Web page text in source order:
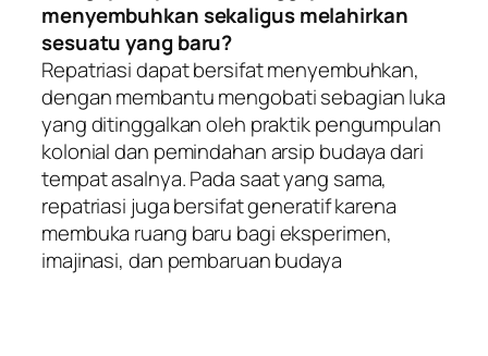
menyembuhkan sekaligus melahirkan
sesuatu yang baru?
Repatriasi dapat bersifat menyembuhkan,
dengan membantu mengobati sebagian luka
yang ditinggalkan oleh praktik pengumpulan
kolonial dan pemindahan arsip budaya dari
tempat asalnya. Pada saat yang sama,
repatriasi juga bersifat generatif karena
membuka ruang baru bagi eksperimen,
imajinasi, dan pembaruan budaya